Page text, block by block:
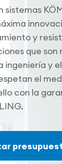
sistemas
y
que son
ingeniería y
el
con la